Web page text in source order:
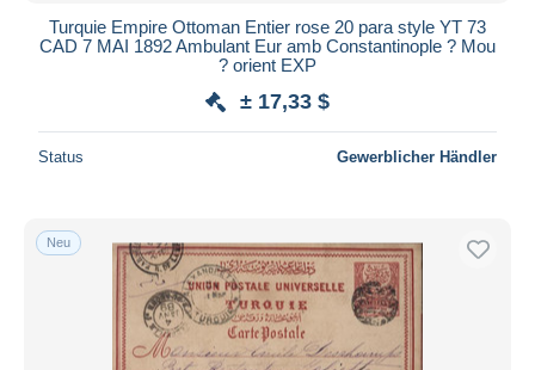
Turquie Empire Ottoman Entier rose 20 para style YT 73
CAD 7 MAI 1892 Ambulant Eur amb Constantinople ? Mou
? orient EXP
± 17,33 $
Status Gewerblicher Händler
Neu